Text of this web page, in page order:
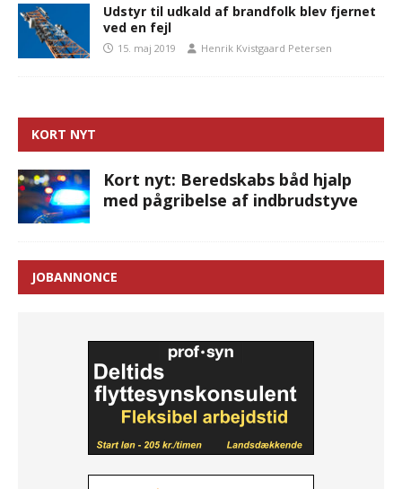
Udstyr til udkald af brandfolk blev fjernet
ved en fejl
15. maj 2019 Henrik Kvistgaard Petersen
KORT NYT
Kort nyt: Beredskabs båd hjalp
med pågribelse af indbrudstyve
JOBANNONCE